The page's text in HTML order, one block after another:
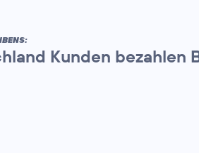
Kunden bezahlen